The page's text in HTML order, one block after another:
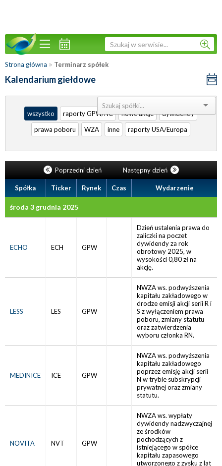
Strona główna » Terminarz spółek
Kalendarium giełdowe
Sortuj:
wszystko
raporty GPW/NC nowe akcje
dywidendy
prawa poboru
WZA inne raporty USA/Europa
Poprzedni dzień Następny dzień
Spółka Ticker Rynek Czas Wydarzenie
środa 3 grudnia 2025
ECHO ECH GPW
Dzień ustalenia prawa do
zaliczki na poczet
dywidendy za rok
obrotowy 2025, w
wysokości 0,80 zł na
akcję.
LESS LES GPW
NWZA ws. podwyższenia
kapitału zakładowego w
drodze emisji akcji serii R i
S z wyłączeniem prawa
poboru, zmiany statutu
oraz zatwierdzenia
wyboru członka RN.
MEDINICE ICE GPW
NWZA ws. podwyższenia
kapitału zakładowego
poprzez emisję akcji serii
N w trybie subskrypcji
prywatnej oraz zmiany
statutu.
NOVITA NVT GPW
NWZA ws. wypłaty
dywidendy nadzwyczajnej
ze środków
pochodzących z
istniejącego w spółce
kapitału zapasowego
utworzonego z zysku z lat